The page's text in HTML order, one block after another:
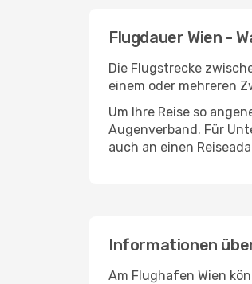
Flugdauer Wien -
Die Flugstrecke
einem oder mehreren
Um Ihre Reise so
Augenverband. Für
auch an einen
Informationen
Am Flughafen Wien